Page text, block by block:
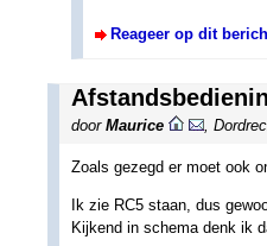
Reageer op dit
door Maurice ,
Zoals gezegd er moet ook
Ik zie RC5 staan, dus
Kijkend in schema denk ik